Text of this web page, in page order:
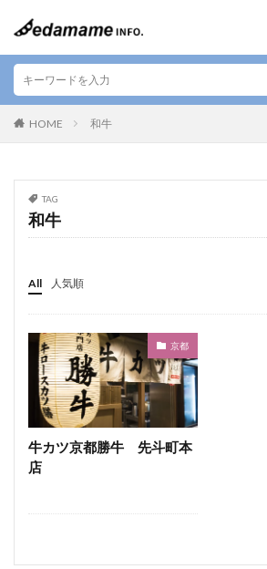
HOME 和牛
TAG
和牛
All 人気順
京都
牛カツ京都勝牛 先斗町本
店
エリア
カフェ
肉料理
焼肉
しゃぶしゃぶ
定食
ビーガン 串カツ
懐石料理
中華料理
うどん
とんかつ 和牛